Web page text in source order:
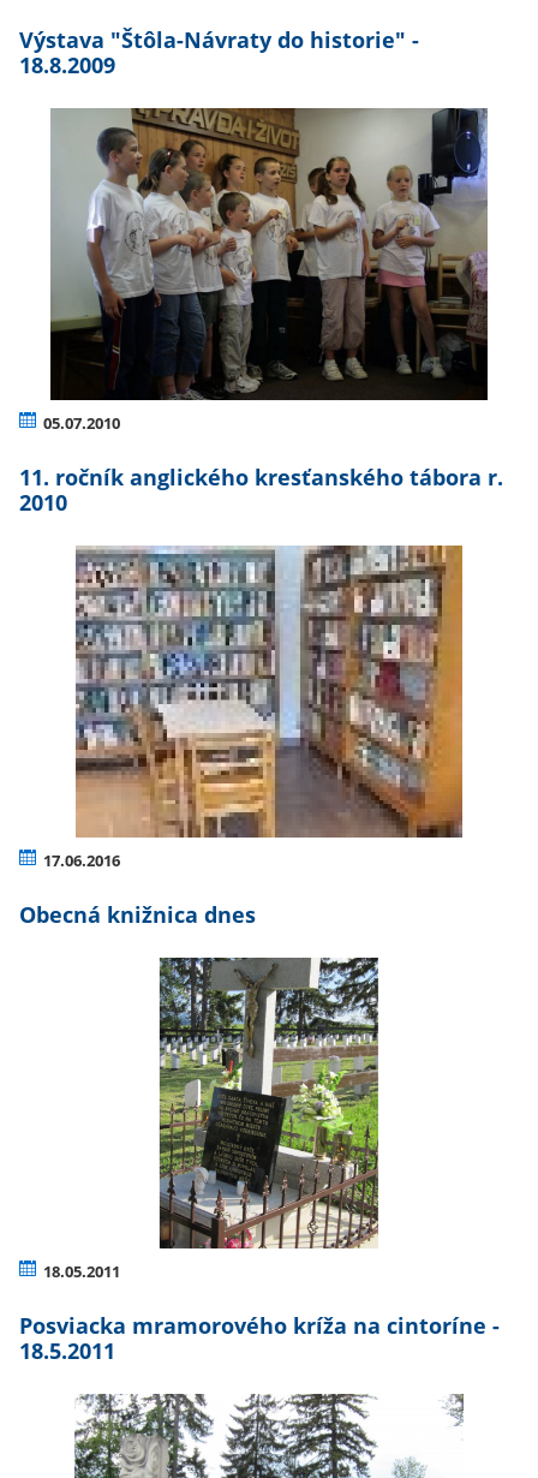
Výstava "Štôla-Návraty do historie" -
18.8.2009
05.07.2010
11. ročník anglického kresťanského tábora r.
2010
17.06.2016
Obecná knižnica dnes
18.05.2011
Posviacka mramorového kríža na cintoríne -
18.5.2011